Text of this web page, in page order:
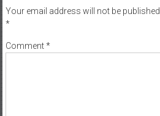
Your email address will not be published.
*
Comment*